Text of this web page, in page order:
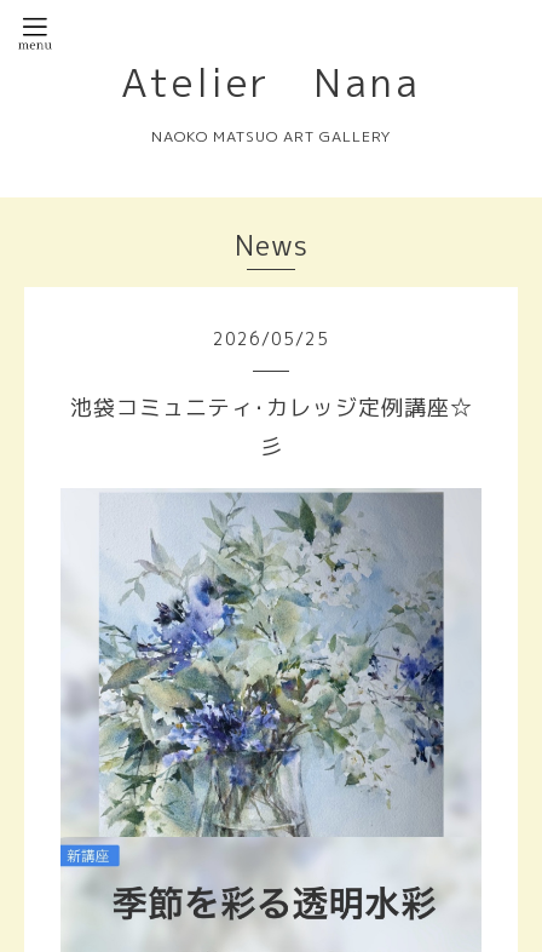
Atelier Nana
NAOKO MATSUO ART GALLERY
News
2026/05/25
池袋コミュニティ･カレッジ定例講座☆
彡